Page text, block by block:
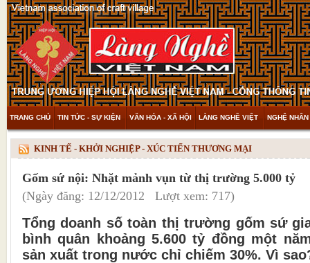
TRANG CHỦ TIN TỨC - SỰ KIỆN VĂN HÓA - XÃ HỘI LÀNG NGHỀ VIỆT NGHỆ
THAM KHẢO & KHÁM PHÁ VIDEO
KINH TẾ - KHỞI NGHIỆP - XÚC TIẾN THƯƠNG MẠI
Gốm sứ nội: Nhặt mảnh vụn từ thị trường 5.000 tỷ
(Ngày đăng: 12/12/2012 Lượt xem: 717)
Tổng doanh số toàn thị trường gốm sứ
bình quân khoảng 5.600 tỷ đồng một
sản xuất trong nước chỉ chiếm 30%. Vì